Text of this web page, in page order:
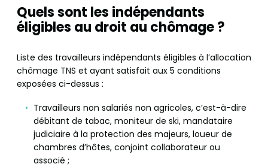
Quels sont les indépendants
éligibles au droit au chômage ?
Liste des travailleurs indépendants éligibles à l’allocation
chômage TNS et ayant satisfait aux 5 conditions
exposées ci-dessus :
Travailleurs non salariés non agricoles, c’est-à-dire
débitant de tabac, moniteur de ski, mandataire
judiciaire à la protection des majeurs, loueur de
chambres d’hôtes, conjoint collaborateur ou
associé ;